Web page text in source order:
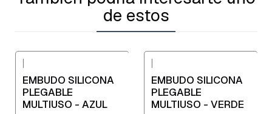
de estos
EMBUDO SILICONA
PLEGABLE
MULTIUSO - AZUL
EMBUDO SILICONA
PLEGABLE
MULTIUSO - VERDE